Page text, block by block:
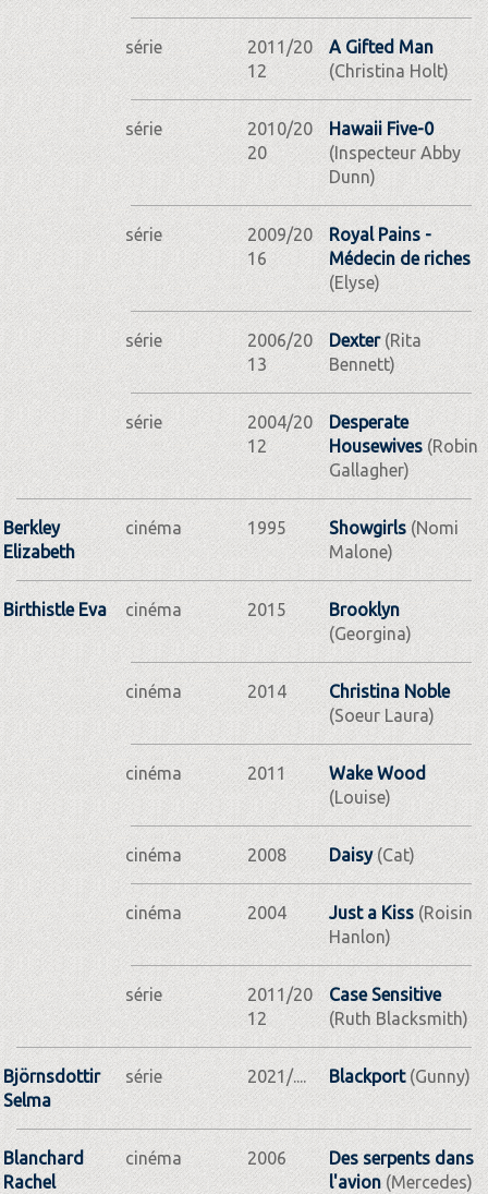
série
2011/20
12
A Gifted Man
(Christina Holt)
série
2010/20
20
Hawaii Five-0
(Inspecteur Abby
Dunn)
série
2009/20
16
Royal Pains -
Médecin de riches
(Elyse)
série
2006/20
13
Dexter(Rita
Bennett)
série
2004/20
12
Desperate
Housewives(Robin
Gallagher)
Berkley
Elizabeth
cinéma 1995 Showgirls(Nomi
Malone)
Birthistle Eva cinéma 2015
Brooklyn
(Georgina)
cinéma 2014
Christina Noble
(Soeur Laura)
cinéma 2011
Wake Wood
(Louise)
cinéma 2008 Daisy(Cat)
cinéma 2004 Just a Kiss(Roisin
Hanlon)
série
2011/20
12
Case Sensitive
(Ruth Blacksmith)
Björnsdottir
Selma
série 2021/.... Blackport(Gunny)
Blanchard
Rachel
cinéma 2006
Des serpents dans
l'avion(Mercedes)